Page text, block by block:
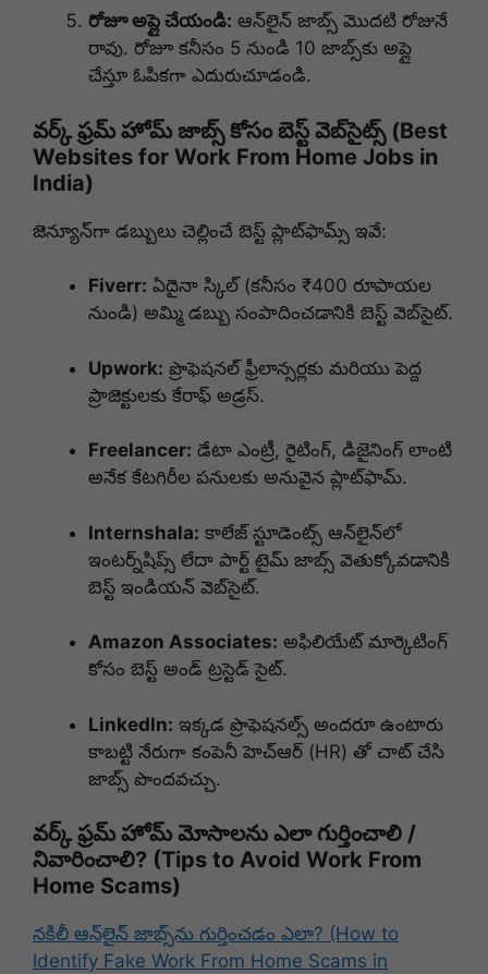
రోజూ అప్లై చేయండి: ఆన్‌లైన్ జాబ్స్ మొదటి రోజునే
రావు. రోజూ కనీసం 5 నుండి 10 జాబ్స్‌కు అప్లై
చేస్తూ ఓపికగా ఎదురుచూడండి.
వర్క్ ఫ్రమ్ హోమ్ జాబ్స్ కోసం బెస్ట్ వెబ్‌సైట్స్ (Best
Websites for Work From Home Jobs in
India)
జెన్యూన్‌గా డబ్బులు చెల్లించే బెస్ట్ ప్లాట్‌ఫామ్స్ ఇవే:
Fiverr: ఏదైనా స్కిల్ (కనీసం ₹400 రూపాయల
నుండి) అమ్మి డబ్బు సంపాదించడానికి బెస్ట్ వెబ్‌సైట్.
Upwork: ప్రొఫెషనల్ ఫ్రీలాన్సర్లకు మరియు పెద్ద
ప్రాజెక్టులకు కేరాఫ్ అడ్రస్.
Freelancer: డేటా ఎంట్రీ, రైటింగ్, డిజైనింగ్ లాంటి
అనేక కేటగిరీల పనులకు అనువైన ప్లాట్‌ఫామ్.
Internshala: కాలేజ్ స్టూడెంట్స్ ఆన్‌లైన్‌లో
ఇంటర్న్‌షిప్స్ లేదా పార్ట్ టైమ్ జాబ్స్ వెతుక్కోవడానికి
బెస్ట్ ఇండియన్ వెబ్‌సైట్.
Amazon Associates: అఫిలియేట్ మార్కెటింగ్
కోసం బెస్ట్ అండ్ ట్రస్టెడ్ సైట్.
LinkedIn: ఇక్కడ ప్రొఫెషనల్స్ అందరూ ఉంటారు
కాబట్టి నేరుగా కంపెనీ హెచ్ఆర్ (HR) తో చాట్ చేసి
జాబ్స్ పొందవచ్చు.
వర్క్ ఫ్రమ్ హోమ్ మోసాలను ఎలా గుర్తించాలి /
నివారించాలి? (Tips to Avoid Work From
Home Scams)
నకిలీ ఆన్‌లైన్ జాబ్స్‌ను గుర్తించడం ఎలా? (How to
Identify Fake Work From Home Scams in